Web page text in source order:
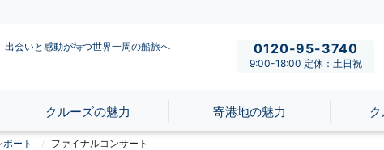
出会いと感動が待つ世界一周の船旅へ 0120-95-3740
9:00-18:00 定休：土日祝
クルーズの魅力 寄港地の魅力
ート ファイナルコンサート